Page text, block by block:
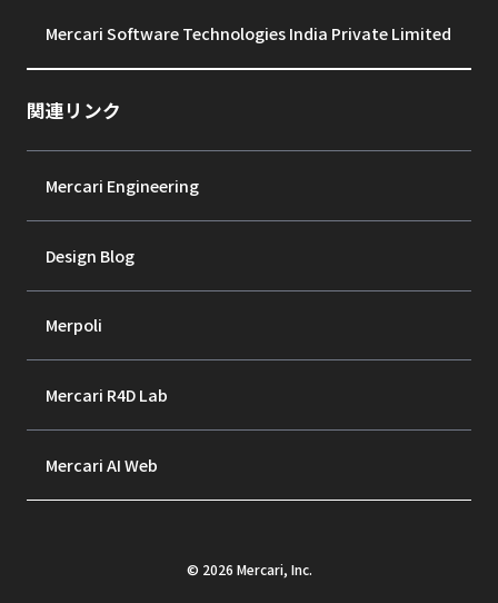
Mercari Software Technologies India Private Limited
関連リンク
Mercari Engineering
Design Blog
Merpoli
Mercari R4D Lab
Mercari AI Web
© 2026 Mercari, Inc.